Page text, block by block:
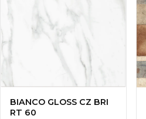
BIANCO GLOSS CZ BRI
RT 60